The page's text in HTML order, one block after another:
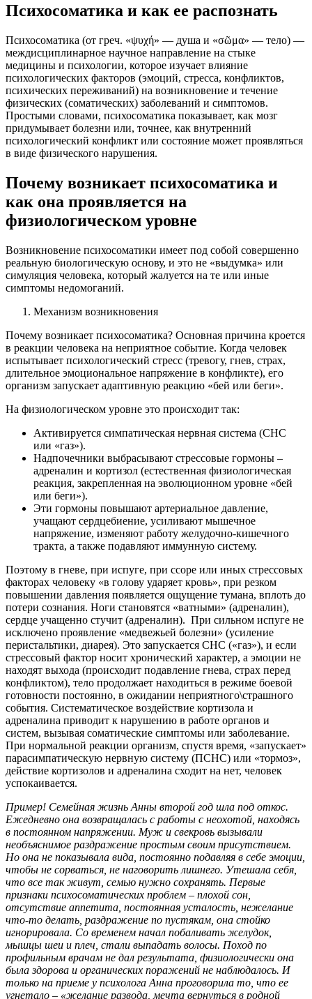
Психосоматика и как ее распознать
Психосоматика (от греч. «ψυχή» — душа и «σῶμα» — тело) —
междисциплинарное научное направление на стыке
медицины и психологии, которое изучает влияние
психологических факторов (эмоций, стресса, конфликтов,
психических переживаний) на возникновение и течение
физических (соматических) заболеваний и симптомов.
Простыми словами, психосоматика показывает, как мозг
придумывает болезни или, точнее, как внутренний
психологический конфликт или состояние может проявляться
в виде физического нарушения.
Почему возникает психосоматика и
как она проявляется на
физиологическом уровне
Возникновение психосоматики имеет под собой совершенно
реальную биологическую основу, и это не «выдумка» или
симуляция человека, который жалуется на те или иные
симптомы недомоганий.
Механизм возникновения
Почему возникает психосоматика? Основная причина кроется
в реакции человека на неприятное событие. Когда человек
испытывает психологический стресс (тревогу, гнев, страх,
длительное эмоциональное напряжение в конфликте), его
организм запускает адаптивную реакцию «бей или беги».
На физиологическом уровне это происходит так:
Активируется симпатическая нервная система (СНС
или «газ»).
Надпочечники выбрасывают стрессовые гормоны –
адреналин и кортизол (естественная физиологическая
реакция, закрепленная на эволюционном уровне «бей
или беги»).
Эти гормоны повышают артериальное давление,
учащают сердцебиение, усиливают мышечное
напряжение, изменяют работу желудочно-кишечного
тракта, а также подавляют иммунную систему.
Поэтому в гневе, при испуге, при ссоре или иных стрессовых
факторах человеку «в голову ударяет кровь», при резком
повышении давления появляется ощущение тумана, вплоть до
потери сознания. Ноги становятся «ватными» (адреналин),
сердце учащенно стучит (адреналин). При сильном испуге не
исключено проявление «медвежьей болезни» (усиление
перистальтики, диарея). Это запускается СНС («газ»), и если
стрессовый фактор носит хронический характер, а эмоции не
находят выхода (происходит подавление гнева, страх перед
конфликтом), тело продолжает находиться в режиме боевой
готовности постоянно, в ожидании неприятного\страшного
события. Систематическое воздействие кортизола и
адреналина приводит к нарушению в работе органов и
систем, вызывая соматические симптомы или заболевание.
При нормальной реакции организм, спустя время, «запускает»
парасимпатическую нервную систему (ПСНС) или «тормоз»,
действие кортизолов и адреналина сходит на нет, человек
успокаивается.
Пример! Семейная жизнь Анны второй год шла под откос.
Ежедневно она возвращалась с работы с неохотой, находясь
в постоянном напряжении. Муж и свекровь вызывали
необъяснимое раздражение простым своим присутствием.
Но она не показывала вида, постоянно подавляя в себе эмоции,
чтобы не сорваться, не наговорить лишнего. Утешала себя,
что все так живут, семью нужно сохранять. Первые
признаки психосоматических проблем – плохой сон,
отсутствие аппетита, постоянная усталость, нежелание
что-то делать, раздражение по пустякам, она стойко
игнорировала. Со временем начал побаливать желудок,
мышцы шеи и плеч, стали выпадать волосы. Поход по
профильным врачам не дал результата, физиологически она
была здорова и органических поражений не наблюдалось. И
только на приеме у психолога Анна проговорила то, что ее
угнетало – «желание развода, мечта вернуться в родной